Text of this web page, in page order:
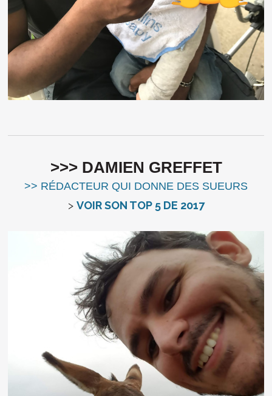
>>> DAMIEN GREFFET
>> RÉDACTEUR QUI DONNE DES SUEURS
> VOIR SON TOP 5 DE 2017